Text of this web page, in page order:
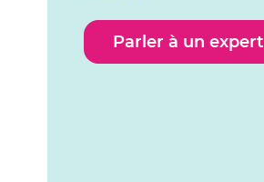
Parler à un expert